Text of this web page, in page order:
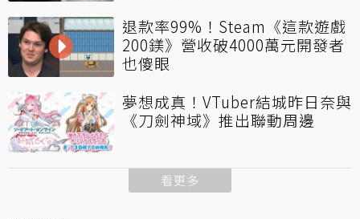
退款率99%！Steam《這款遊戲
200鎂》營收破4000萬元開發者
也傻眼
夢想成真！VTuber結城昨日奈與
《刀劍神域》推出聯動周邊
看更多